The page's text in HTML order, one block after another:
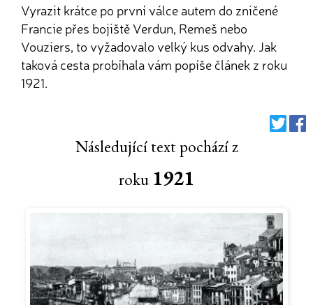
Vyrazit krátce po první válce autem do zničené
Francie přes bojiště Verdun, Remeš nebo
Vouziers, to vyžadovalo velký kus odvahy. Jak
taková cesta probíhala vám popíše článek z roku
1921.
Následující text pochází z
roku 1921